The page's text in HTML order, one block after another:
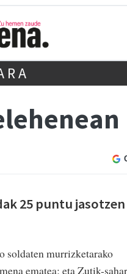
25 puntu jasotzen
soldaten murrizketarako
ematea; eta Zutik-